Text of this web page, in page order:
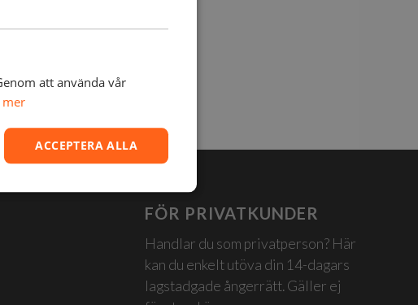
FÖR PRIVATKUNDER
Handlar du som privatperson? Här
kan du enkelt utöva din 14-dagars
lagstadgade ångerrätt. Gäller ej
att använda vår
mer
ACCEPTERA ALLA